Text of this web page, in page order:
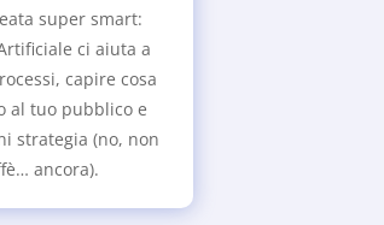
super smart:
ci aiuta a
capire cosa
al tuo pubblico e
strategia (no, non
ancora).